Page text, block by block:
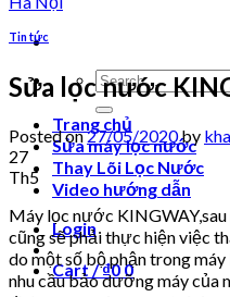
Search
for:
Trang chủ
Sửa máy lọc nước
Thay Lõi Lọc Nước
Video hướng dẫn
Login
Cart /₫0 0
Tin tức
Sửa lọc nước
Posted on27/05/2020by
27
Th5
Máy lọc nước
cũng sẽ phải thực hiện việc
do một số bộ phận trong
nhu cầu bảo dưỡng máy của